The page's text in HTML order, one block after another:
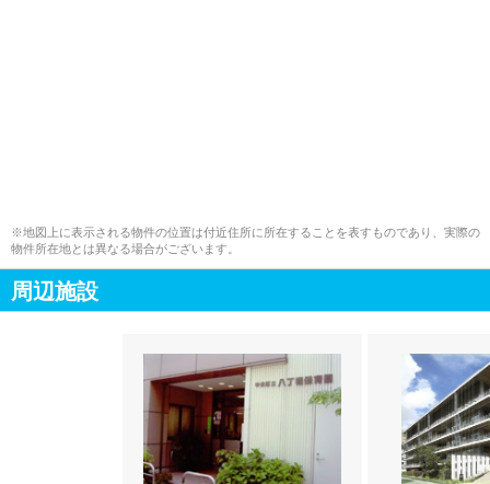
※地図上に表示される物件の位置は付近住所に所在することを表すものであり、実際の
物件所在地とは異なる場合がございます。
周辺施設